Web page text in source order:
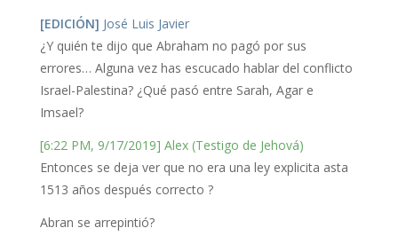
[EDICIÓN] José Luis Javier
¿Y quién te dijo que Abraham no pagó por sus
errores… Alguna vez has escucado hablar del conflicto
Israel-Palestina? ¿Qué pasó entre Sarah, Agar e
Imsael?
[6:22 PM, 9/17/2019] Alex (Testigo de Jehová)
Entonces se deja ver que no era una ley explicita asta
1513 años después correcto ?
Abran se arrepintió?